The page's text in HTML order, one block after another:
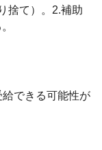
捨て）。2.補助
できる可能性が